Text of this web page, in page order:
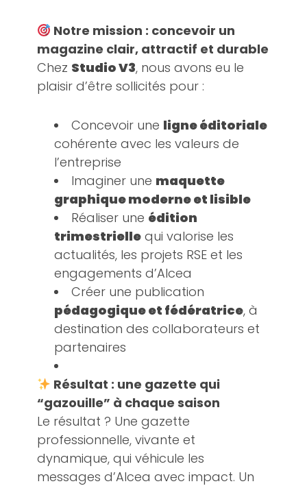
Notre mission : concevoir un
magazine clair, attractif et durable
Chez Studio V3, nous avons eu le
plaisir d’être sollicités pour :
Concevoir une ligne éditoriale
cohérente avec les valeurs de
l’entreprise
Imaginer une maquette
graphique moderne et lisible
Réaliser une édition
trimestriellequi valorise les
actualités, les projets RSE et les
engagements d’Alcea
Créer une publication
pédagogique et fédératrice, à
destination des collaborateurs et
partenaires
Résultat : une gazette qui
“gazouille” à chaque saison
Le résultat ? Une gazette
professionnelle, vivante et
dynamique, qui véhicule les
messages d’Alcea avec impact. Un